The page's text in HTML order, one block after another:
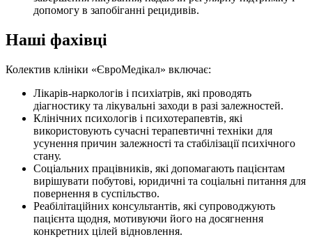
допомогу в запобіганні рецидивів.
Наші фахівці
Колектив клініки «ЄвроМедікал» включає:
Лікарів-наркологів і психіатрів, які проводять
діагностику та лікувальні заходи в разі залежностей.
Клінічних психологів і психотерапевтів, які
використовують сучасні терапевтичні техніки для
усунення причин залежності та стабілізації психічного
стану.
Соціальних працівників, які допомагають пацієнтам
вирішувати побутові, юридичні та соціальні питання для
повернення в суспільство.
Реабілітаційних консультантів, які супроводжують
пацієнта щодня, мотивуючи його на досягнення
конкретних цілей відновлення.